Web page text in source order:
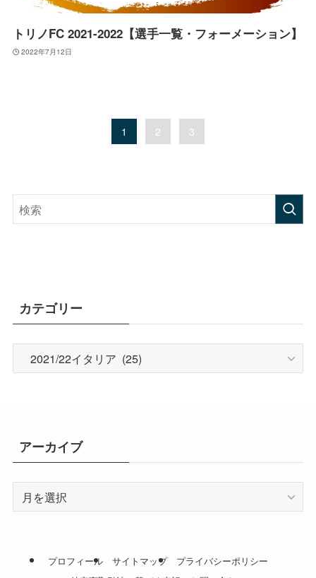
トリノFC 2021-2022【選手一覧・フォーメーション】
2022年7月12日
1 2 3
カテゴリー
テ
アーカイブ
ー
プロフィール サイトマップ
プライバシーポリシー